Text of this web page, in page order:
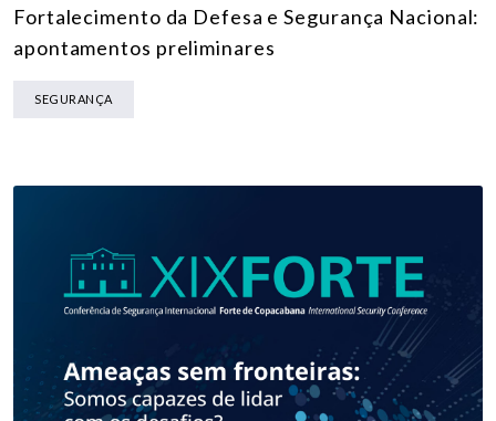
Fortalecimento da Defesa e Segurança Nacional:
apontamentos preliminares
SEGURANÇA